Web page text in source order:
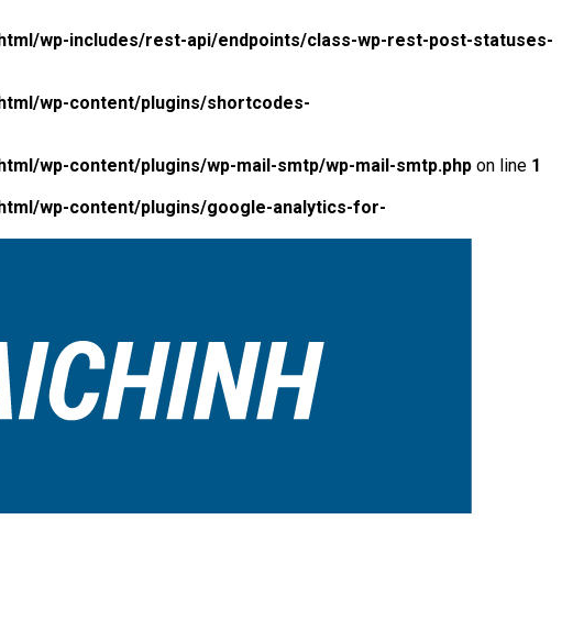
wp-includes/rest-api/endpoints/class-wp-rest-post-statuses-
wp-content/plugins/shortcodes-
wp-content/plugins/wp-mail-smtp/wp-mail-smtp.php on line 1
wp-content/plugins/google-analytics-for-